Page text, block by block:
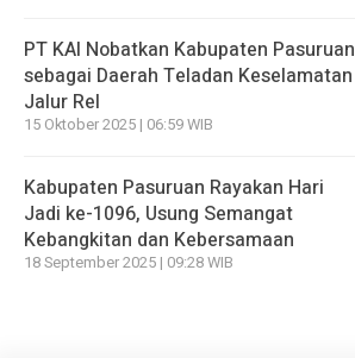
PT KAI Nobatkan Kabupaten Pasuruan
sebagai Daerah Teladan Keselamatan
Jalur Rel
15 Oktober 2025 | 06:59 WIB
Kabupaten Pasuruan Rayakan Hari
Jadi ke-1096, Usung Semangat
Kebangkitan dan Kebersamaan
18 September 2025 | 09:28 WIB